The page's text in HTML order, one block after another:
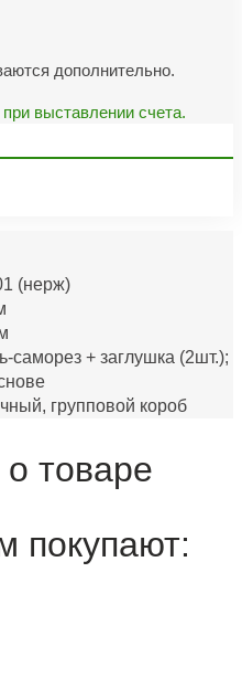
дополнительно.
выставлении счета.
(нерж)
саморез + заглушка (2шт.);
групповой короб
товаре
покупают: